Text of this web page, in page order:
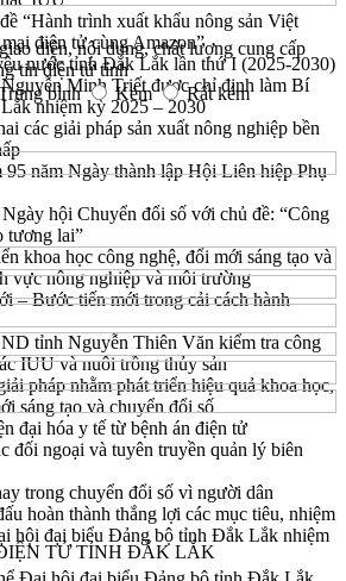
“Hành trình xuất khẩu nông sản Việt
điện tử cùng Amazon”
nước tỉnh Đắk Lắk lần thứ I (2025-2030)
Minh Triết được chỉ định làm Bí
nhiệm kỳ 2025 – 2030
các giải pháp sản xuất nông nghiệp bền
95 năm Ngày thành lập Hội Liên hiệp Phụ
hội Chuyển đổi số với chủ đề: “Công
tương lai”
khoa học công nghệ, đổi mới sáng tạo và
vực nông nghiệp và môi trường
– Bước tiến mới trong cải cách hành
tỉnh Nguyễn Thiên Văn kiểm tra công
IUU và nuôi trồng thủy sản
pháp nhằm phát triển hiệu quả khoa học,
sáng tạo và chuyển đổi số
đại hóa y tế từ bệnh án điện tử
đối ngoại và tuyên truyền quản lý biên
trong chuyển đổi số vì người dân
hoàn thành thắng lợi các mục tiêu, nhiệm
hội đại biểu Đảng bộ tỉnh Đắk Lắk nhiệm
diện, nội dung, chất lượng cung cấp
tin điện tử tỉnh
bình Kém
Rất kém
TỬ TỈNH ĐẮK LẮK